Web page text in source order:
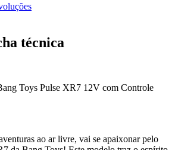
técnica
Toys Pulse XR7 12V com Controle
ao ar livre, vai se apaixonar pelo